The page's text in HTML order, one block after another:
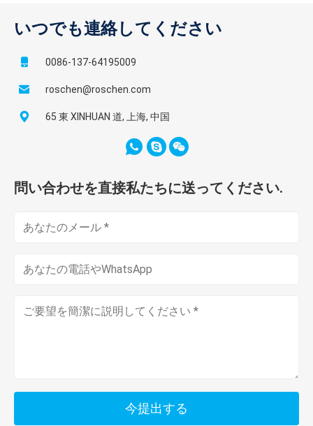
いつでも連絡してください
0086-137-64195009
roschen@roschen.com
65 東 XINHUAN 道, 上海, 中国
問い合わせを直接私たちに送ってください.
今提出する